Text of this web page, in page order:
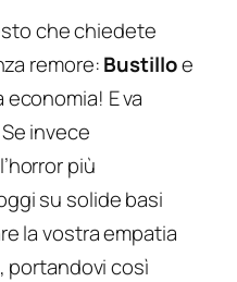
che chiedete
remore:Bustilloe
E va
invece
più
su solide basi
la vostra empatia
portandovi così